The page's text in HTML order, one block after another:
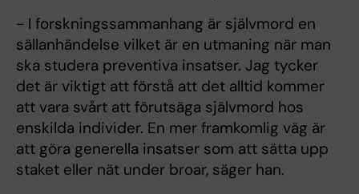
- I forskningssammanhang är självmord en
sällanhändelse vilket är en utmaning när man
ska studera preventiva insatser. Jag tycker
det är viktigt att förstå att det alltid kommer
att vara svårt att förutsäga självmord hos
enskilda individer. En mer framkomlig väg är
att göra generella insatser som att sätta upp
staket eller nät under broar, säger han.